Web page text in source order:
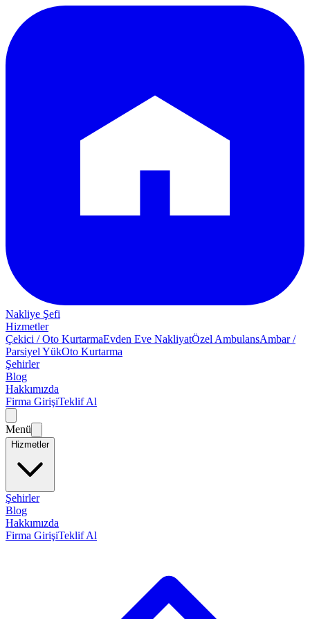
Nakliye Şefi
Hizmetler
Çekici / Oto KurtarmaEvden Eve NakliyatÖzel AmbulansAmbar /
Parsiyel YükOto Kurtarma
Şehirler
Blog
Hakkımızda
Firma GirişiTeklif Al
Menü
Hizmetler
Şehirler
Blog
Hakkımızda
Firma GirişiTeklif Al